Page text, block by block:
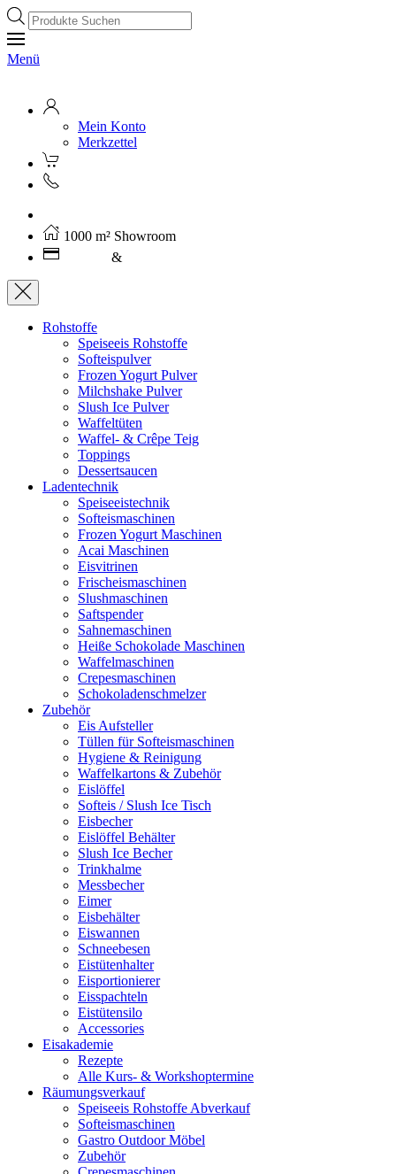
Products
search
Menü
Mein Konto
Merkzettel
1000 m² Showroom
&
Rohstoffe
Speiseeis Rohstoffe
Softeispulver
Frozen Yogurt Pulver
Milchshake Pulver
Slush Ice Pulver
Waffeltüten
Waffel- & Crêpe Teig
Toppings
Dessertsaucen
Ladentechnik
Speiseeistechnik
Softeismaschinen
Frozen Yogurt Maschinen
Acai Maschinen
Eisvitrinen
Frischeismaschinen
Slushmaschinen
Saftspender
Sahnemaschinen
Heiße Schokolade Maschinen
Waffelmaschinen
Crepesmaschinen
Schokoladenschmelzer
Zubehör
Eis Aufsteller
Tüllen für Softeismaschinen
Hygiene & Reinigung
Waffelkartons & Zubehör
Eislöffel
Softeis / Slush Ice Tisch
Eisbecher
Eislöffel Behälter
Slush Ice Becher
Trinkhalme
Messbecher
Eimer
Eisbehälter
Eiswannen
Schneebesen
Eistütenhalter
Eisportionierer
Eisspachteln
Eistütensilo
Accessories
Eisakademie
Rezepte
Alle Kurs- & Workshoptermine
Räumungsverkauf
Speiseeis Rohstoffe Abverkauf
Softeismaschinen
Gastro Outdoor Möbel
Zubehör